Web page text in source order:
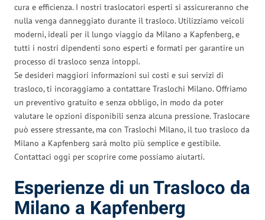
cura e efficienza. I nostri traslocatori esperti si assicureranno che
nulla venga danneggiato durante il trasloco. Utilizziamo veicoli
moderni, ideali per il lungo viaggio da Milano a Kapfenberg, e
tutti i nostri dipendenti sono esperti e formati per garantire un
processo di trasloco senza intoppi.
Se desideri maggiori informazioni sui costi e sui servizi di
trasloco, ti incoraggiamo a contattare Traslochi Milano. Offriamo
un preventivo gratuito e senza obbligo, in modo da poter
valutare le opzioni disponibili senza alcuna pressione. Traslocare
può essere stressante, ma con Traslochi Milano, il tuo trasloco da
Milano a Kapfenberg sarà molto più semplice e gestibile.
Contattaci oggi per scoprire come possiamo aiutarti.
Esperienze di un Trasloco da
Milano a Kapfenberg